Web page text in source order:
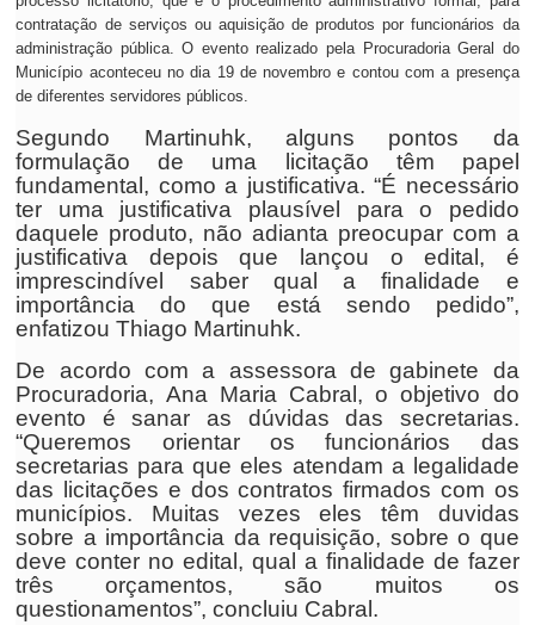
contratação de serviços ou aquisição de produtos por funcionários da
administração pública. O evento realizado pela Procuradoria Geral do
Município aconteceu no dia 19 de novembro e contou com a presença
de diferentes servidores públicos.
Segundo Martinuhk, alguns pontos da
formulação de uma licitação têm papel
fundamental, como a justificativa. “É necessário
ter uma justificativa plausível para o pedido
daquele produto, não adianta preocupar com a
justificativa depois que lançou o edital, é
imprescindível saber qual a finalidade e
importância do que está sendo pedido”,
enfatizou Thiago Martinuhk.
De acordo com a assessora de gabinete da
Procuradoria, Ana Maria Cabral, o objetivo do
evento é sanar as dúvidas das secretarias.
“Queremos orientar os funcionários das
secretarias para que eles atendam a legalidade
das licitações e dos contratos firmados com os
municípios. Muitas vezes eles têm duvidas
sobre a importância da requisição, sobre o que
deve conter no edital, qual a finalidade de fazer
três orçamentos, são muitos os
questionamentos”, concluiu Cabral.